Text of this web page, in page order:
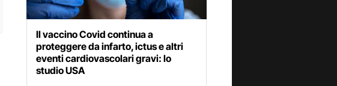
Il vaccino Covid continua a
proteggere da infarto, ictus e altri
eventi cardiovascolari gravi: lo
studio USA